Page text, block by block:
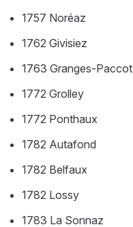
1757 Noréaz
1762 Givisiez
1763 Granges-Paccot
1772 Grolley
1772 Ponthaux
1782 Autafond
1782 Belfaux
1782 Lossy
1783 La Sonnaz